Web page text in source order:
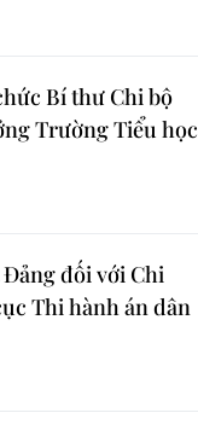
Bí thư Chi bộ
Trường Tiểu học
đối với Chi
Thi hành án dân